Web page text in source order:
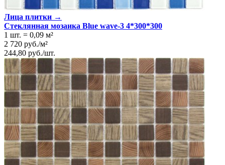
Лица плитки →
Стеклянная мозаика Blue wave-3 4*300*300
1 шт. = 0,09 м²
2 720 руб./м²
244,80 руб./шт.